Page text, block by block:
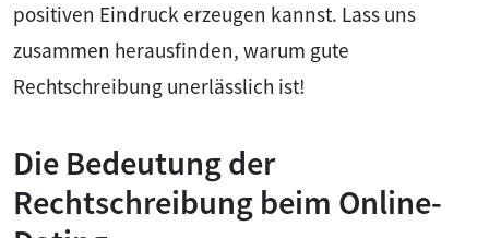
positiven Eindruck erzeugen kannst. Lass uns
zusammen herausfinden, warum gute
Rechtschreibung unerlässlich ist!
Die Bedeutung der
Rechtschreibung beim Online-